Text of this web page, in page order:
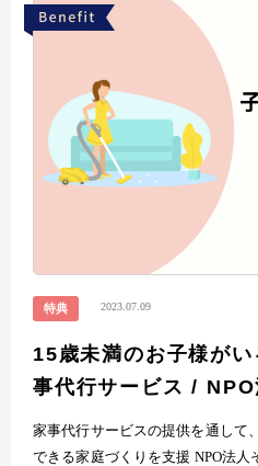
特典 2023.07.09
15歳未満のお子様が
事代行サービス /
家事代行サービスの提供を通して
できる家庭づくりを支援 NPO法人